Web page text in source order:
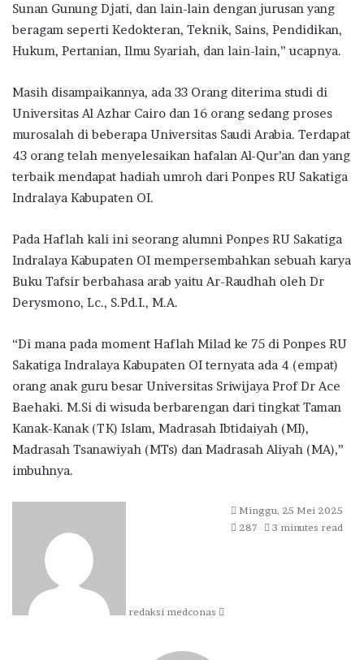
Sunan Gunung Djati, dan lain-lain dengan jurusan yang
beragam seperti Kedokteran, Teknik, Sains, Pendidikan,
Hukum, Pertanian, Ilmu Syariah, dan lain-lain,” ucapnya.
Masih disampaikannya, ada 33 Orang diterima studi di
Universitas Al Azhar Cairo dan 16 orang sedang proses
murosalah di beberapa Universitas Saudi Arabia. Terdapat
43 orang telah menyelesaikan hafalan Al-Qur’an dan yang
terbaik mendapat hadiah umroh dari Ponpes RU Sakatiga
Indralaya Kabupaten OI.
Pada Haflah kali ini seorang alumni Ponpes RU Sakatiga
Indralaya Kabupaten OI mempersembahkan sebuah karya
Buku Tafsir berbahasa arab yaitu Ar-Raudhah oleh Dr
Derysmono, Lc., S.Pd.I., M.A.
“Di mana pada moment Haflah Milad ke 75 di Ponpes RU
Sakatiga Indralaya Kabupaten OI ternyata ada 4 (empat)
orang anak guru besar Universitas Sriwijaya Prof Dr Ace
Baehaki. M.Si di wisuda berbarengan dari tingkat Taman
Kanak-Kanak (TK) Islam, Madrasah Ibtidaiyah (MI),
Madrasah Tsanawiyah (MTs) dan Madrasah Aliyah (MA),”
imbuhnya.
redaksi medconas
Send
an
Minggu, 25 Mei 2025
287
3 minutes read